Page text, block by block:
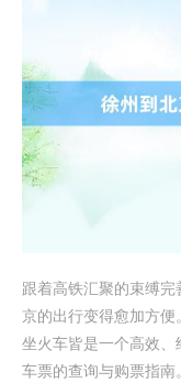
跟着高铁汇聚的束缚
京的出行变得愈加方
坐火车皆是一个高效、
车票的查询与购票指南。